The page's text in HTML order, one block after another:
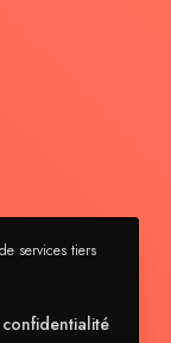
services tiers